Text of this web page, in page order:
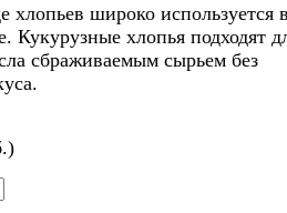
хлопьев широко используется
Кукурузные хлопья подходят
сбраживаемым сырьем без
)